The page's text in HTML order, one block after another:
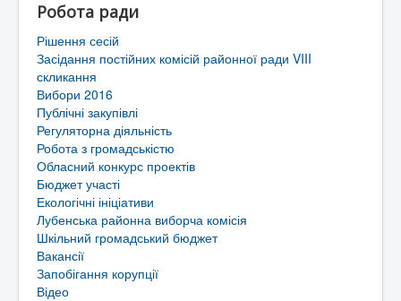
Районна рада
Мапа сайту
Контакти
Територіальні громади Лубенського району
Робота ради
Рішення сесій
Засідання постійних комісій районної ради VIII
скликання
Вибори 2016
Публічні закупівлі
Регуляторна діяльність
Робота з громадськістю
Обласний конкурс проектів
Бюджет участі
Екологічні ініціативи
Лубенська районна виборча комісія
Шкільний громадський бюджет
Вакансії
Запобігання корупції
Відео